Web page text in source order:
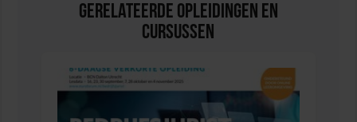
Gerelateerde Opleidingen en
Cursussen